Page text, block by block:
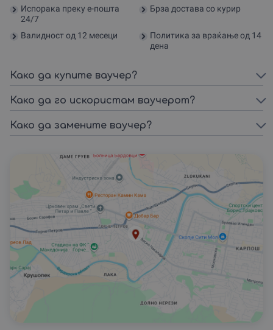
Испорака преку е-пошта
24/7
Брза достава со курир
Валидност од 12 месеци
Политика за враќање од 14
дена
Како да купите ваучер?
Како да го искористам ваучерот?
Како да замените ваучер?